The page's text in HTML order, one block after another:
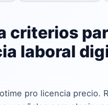
criterios
laboral
pro licencia precio.